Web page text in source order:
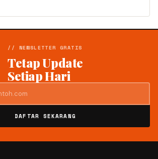
// NEWSLETTER GRATIS
Tetap Update
Setiap Hari
DAFTAR SEKARANG